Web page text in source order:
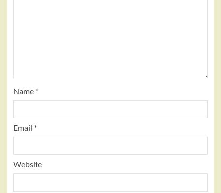
Name *
Email *
Website